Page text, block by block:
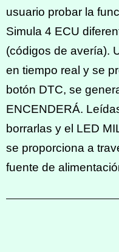
usuario probar la
Simula 4 ECU
(códigos de avería).
en tiempo real y se
botón DTC, se
ENCENDERÁ.
borrarlas y el LED
se proporciona a
fuente de